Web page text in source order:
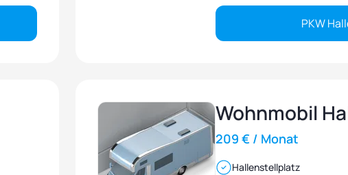
PKW
Wohnmobil
209 € / Monat
Hallenstellplatz